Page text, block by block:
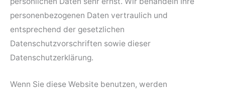
personenbezogenen Daten vertraulich und
entsprechend der gesetzlichen
Datenschutzvorschriften sowie dieser
Datenschutzerklärung.
Wenn Sie diese Website benutzen, werden